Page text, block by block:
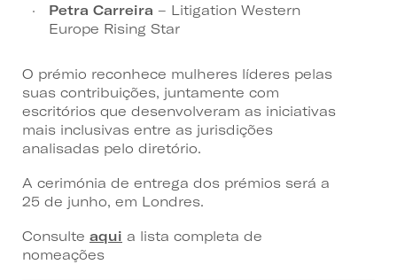
Petra Carreira – Litigation Western
Europe Rising Star
O prémio reconhece mulheres líderes pelas
suas contribuições, juntamente com
escritórios que desenvolveram as iniciativas
mais inclusivas entre as jurisdições
analisadas pelo diretório.
A cerimónia de entrega dos prémios será a
25 de junho, em Londres.
Consulte aqui a lista completa de
nomeações